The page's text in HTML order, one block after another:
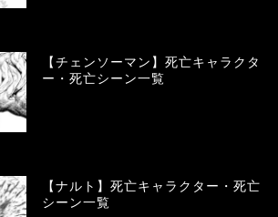
【チェンソーマン】死亡キャラクタ
ー・死亡シーン一覧
【ナルト】死亡キャラクター・死亡
シーン一覧